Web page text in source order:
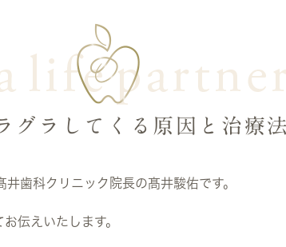
グラしてくる原因と治療
歯科クリニック院長の髙井駿佑です。
伝えいたします。